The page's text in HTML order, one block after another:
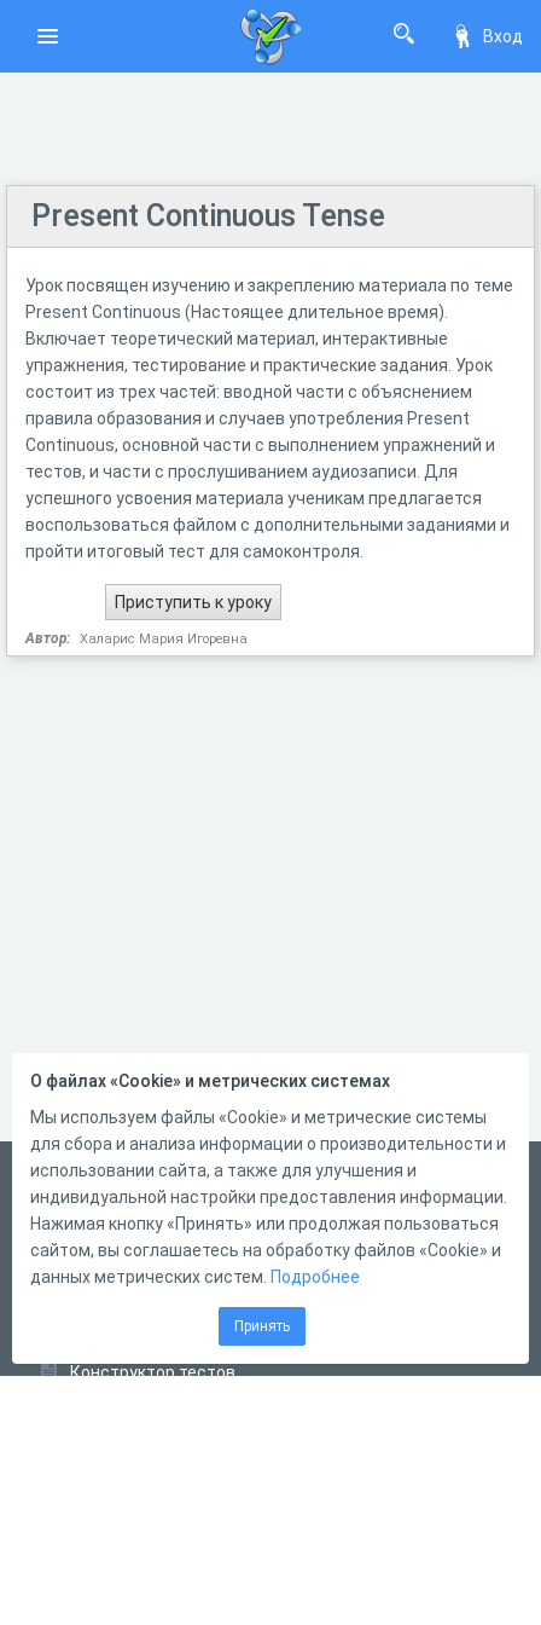
Вход
Present Continuous Tense
Урок посвящен изучению и закреплению материала по теме
Present Continuous (Настоящее длительное время).
Включает теоретический материал, интерактивные
упражнения, тестирование и практические задания. Урок
состоит из трех частей: вводной части с объяснением
правила образования и случаев употребления Present
Continuous, основной части с выполнением упражнений и
тестов, и части с прослушиванием аудиозаписи. Для
успешного усвоения материала ученикам предлагается
воспользоваться файлом с дополнительными заданиями и
пройти итоговый тест для самоконтроля.
Автор: Халарис Мария Игоревна
Русский
Справка
Форма обратной связи
Конструктор тестов
О файлах «Cookie» и метрических системах
Мы используем файлы «Cookie» и метрические системы
для сбора и анализа информации о производительности и
использовании сайта, а также для улучшения и
индивидуальной настройки предоставления информации.
Нажимая кнопку «Принять» или продолжая пользоваться
сайтом, вы соглашаетесь на обработку файлов «Cookie» и
данных метрических систем. Подробнее
Принять